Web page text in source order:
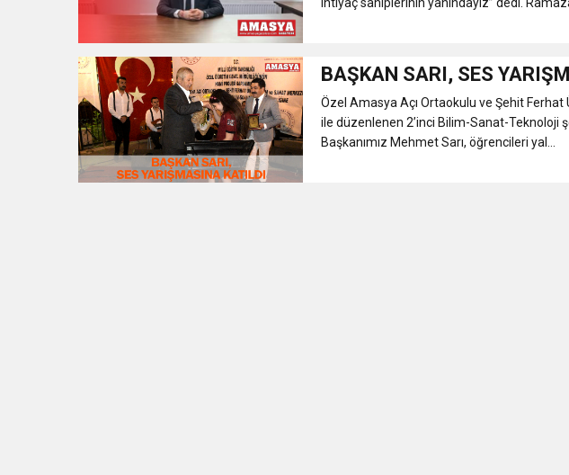
BAŞKAN SARI, SES
Özel Amasya Açı Ortaokulu ve Şehit
ile düzenlenen 2’inci Bilim-Sanat-Teknoloji
Başkanımız Mehmet Sarı, öğrencileri yal...